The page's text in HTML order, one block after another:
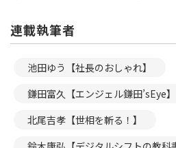
連載執筆者
池田ゆう【社長のおしゃれ】
鎌田富久【エンジェル鎌田’sEye】
北尾吉孝【世相を斬る！】